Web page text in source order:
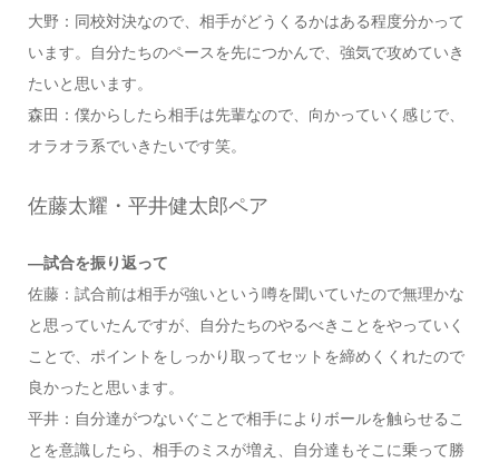
大野：同校対決なので、相手がどうくるかはある程度分かって
います。自分たちのペースを先につかんで、強気で攻めていき
たいと思います。
森田：僕からしたら相手は先輩なので、向かっていく感じで、
オラオラ系でいきたいです笑。
佐藤太耀・平井健太郎ペア
―試合を振り返って
佐藤：試合前は相手が強いという噂を聞いていたので無理かな
と思っていたんですが、自分たちのやるべきことをやっていく
ことで、ポイントをしっかり取ってセットを締めくくれたので
良かったと思います。
平井：自分達がつないぐことで相手によりボールを触らせるこ
とを意識したら、相手のミスが増え、自分達もそこに乗って勝